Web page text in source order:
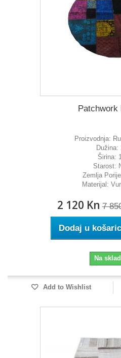
Patchwork
Proizvodnja:
Dužina:
Širina:
Starost:
Zemlja
Materijal:
2 120 Kn 7
Dodaj u
Na
Add to Wishlist